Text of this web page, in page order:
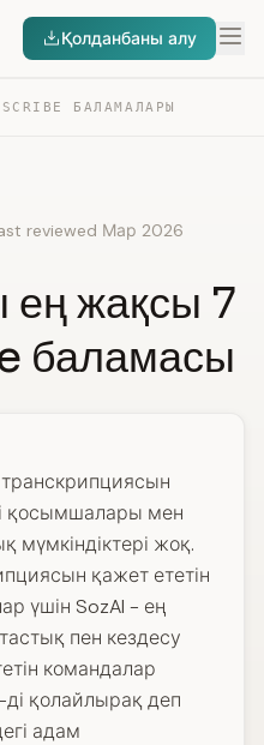
Қолданбаны алу
БАЛАМАЛАРЫ
reviewed Мар 2026
жақсы 7
баламасы
қосымшалары мен
мүмкіндіктері жоқ.
қажет ететін
үшін SozAI - ең
пен кездесу
командалар
қолайлырақ деп
адам